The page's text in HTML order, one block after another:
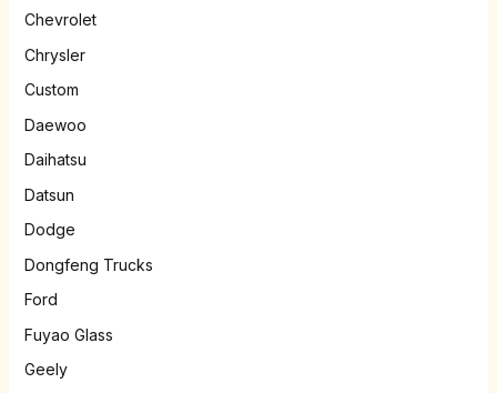
Chevrolet
Chrysler
Custom
Daewoo
Daihatsu
Datsun
Dodge
Dongfeng Trucks
Ford
Fuyao Glass
Geely